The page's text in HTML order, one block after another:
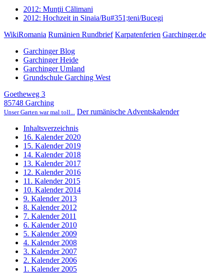
2012: Munţii Călimani
2012: Hochzeit in Sinaia/Bu#351;teni/Bucegi
WikiRomania Rumänien Rundbrief Karpatenferien Garchinger.de
Garchinger Blog
Garchinger Heide
Garchinger Umland
Grundschule Garching West
Goetheweg 3
85748 Garching
Unser Garten war mal toll... Der rumänische Adventskalender
Inhaltsverzeichnis
16. Kalender 2020
15. Kalender 2019
14. Kalender 2018
13. Kalender 2017
12. Kalender 2016
11. Kalender 2015
10. Kalender 2014
9. Kalender 2013
8. Kalender 2012
7. Kalender 2011
6. Kalender 2010
5. Kalender 2009
4. Kalender 2008
3. Kalender 2007
2. Kalender 2006
1. Kalender 2005